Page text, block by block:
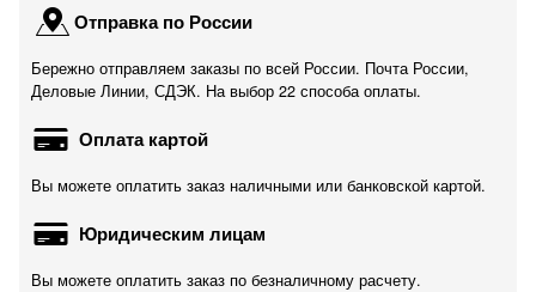
Отправка по России
Бережно отправляем заказы по всей России. Почта России,
Деловые Линии, СДЭК. На выбор 22 способа оплаты.
Оплата картой
Вы можете оплатить заказ наличными или банковской картой.
Юридическим лицам
Вы можете оплатить заказ по безналичному расчету.